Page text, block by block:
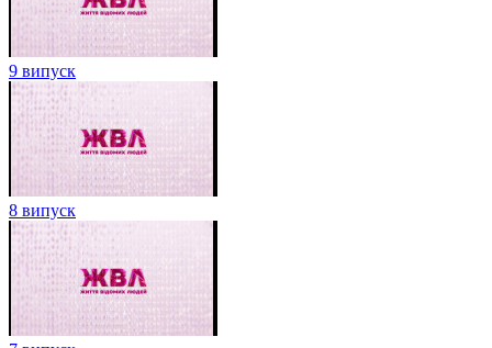
9 випуск
8 випуск